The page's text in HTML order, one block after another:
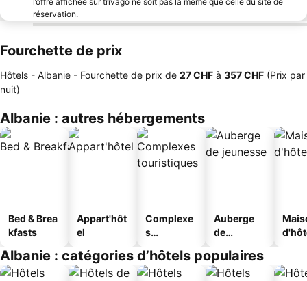
réservation.
Fourchette de prix
Hôtels - Albanie - Fourchette de prix de ‎27 CHF à ‎357 CHF (Prix par
nuit)
Albanie : autres hébergements
Bed & Brea
kfasts
Appart'hôt
el
Complexe
s
s
Auberge
de
Albanie : catégories d’hôtels populaires